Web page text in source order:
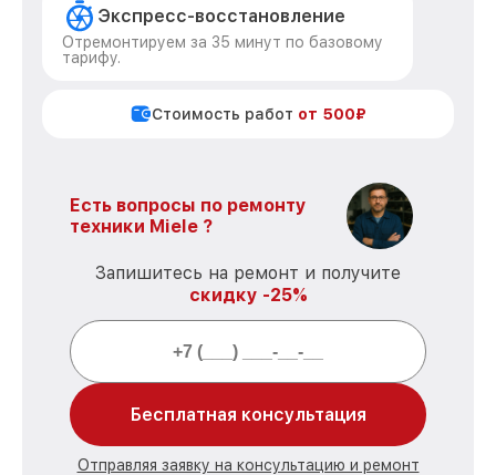
Экспресс-восстановление
Отремонтируем за 35 минут по базовому
тарифу.
Стоимость работ от 500₽
Есть вопросы по ремонту
техники Miele ?
Запишитесь на ремонт и получите
скидку -25%
Бесплатная консультация
Отправляя заявку на консультацию и ремонт